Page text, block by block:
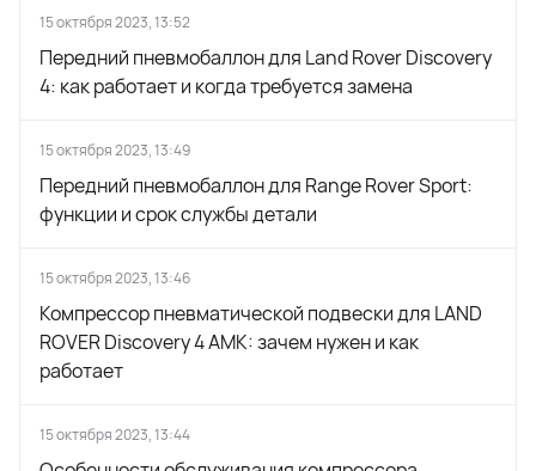
15 октября 2023, 13:52
Передний пневмобаллон для Land Rover Discovery
4: как работает и когда требуется замена
15 октября 2023, 13:49
Передний пневмобаллон для Range Rover Sport:
функции и срок службы детали
15 октября 2023, 13:46
Компрессор пневматической подвески для LAND
ROVER Discovery 4 AMK: зачем нужен и как
работает
15 октября 2023, 13:44